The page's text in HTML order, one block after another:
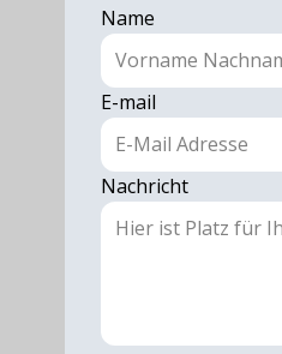
Name
E-mail
Nachricht